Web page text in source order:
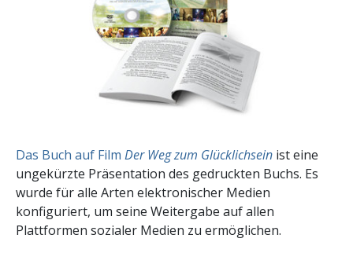
Das Buch auf Film Der Weg zum Glücklichsein ist eine
ungekürzte Präsentation des gedruckten Buchs. Es
wurde für alle Arten elektronischer Medien
konfiguriert, um seine Weitergabe auf allen
Plattformen sozialer Medien zu ermöglichen.